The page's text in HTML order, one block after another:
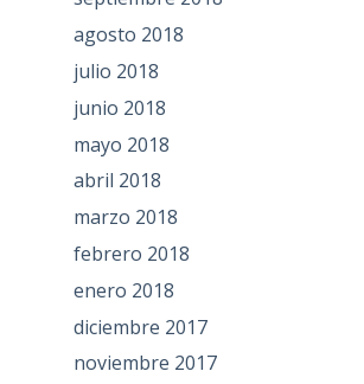
agosto 2018
julio 2018
junio 2018
mayo 2018
abril 2018
marzo 2018
febrero 2018
enero 2018
diciembre 2017
noviembre 2017